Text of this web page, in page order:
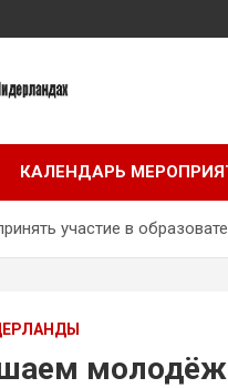
в
КАЛЕНДАРЬ
участие в